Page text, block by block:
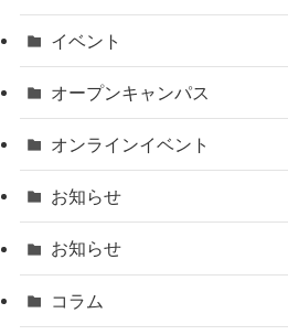
イベント
オープンキャンパス
オンラインイベント
お知らせ
お知らせ
コラム